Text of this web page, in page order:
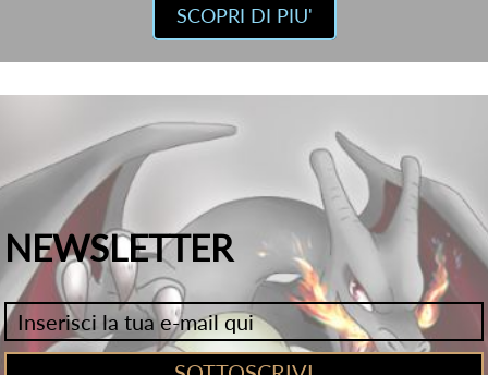
SCOPRI DI PIU'
NEWSLETTER